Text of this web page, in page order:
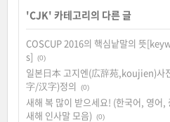
'CJK' 카테고리의 다른 글
COSCUP 2016의 핵심낱말의 뜻
s]
(0)
일본日本 고지엔(広辞苑,koujien)사
字/汉字)정의
(0)
새해 복 많이 받으세요! (한국어, 영어,
새해 인사말 모음)
(0)